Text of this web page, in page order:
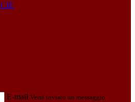
E-mail Verrà inviato un messaggio